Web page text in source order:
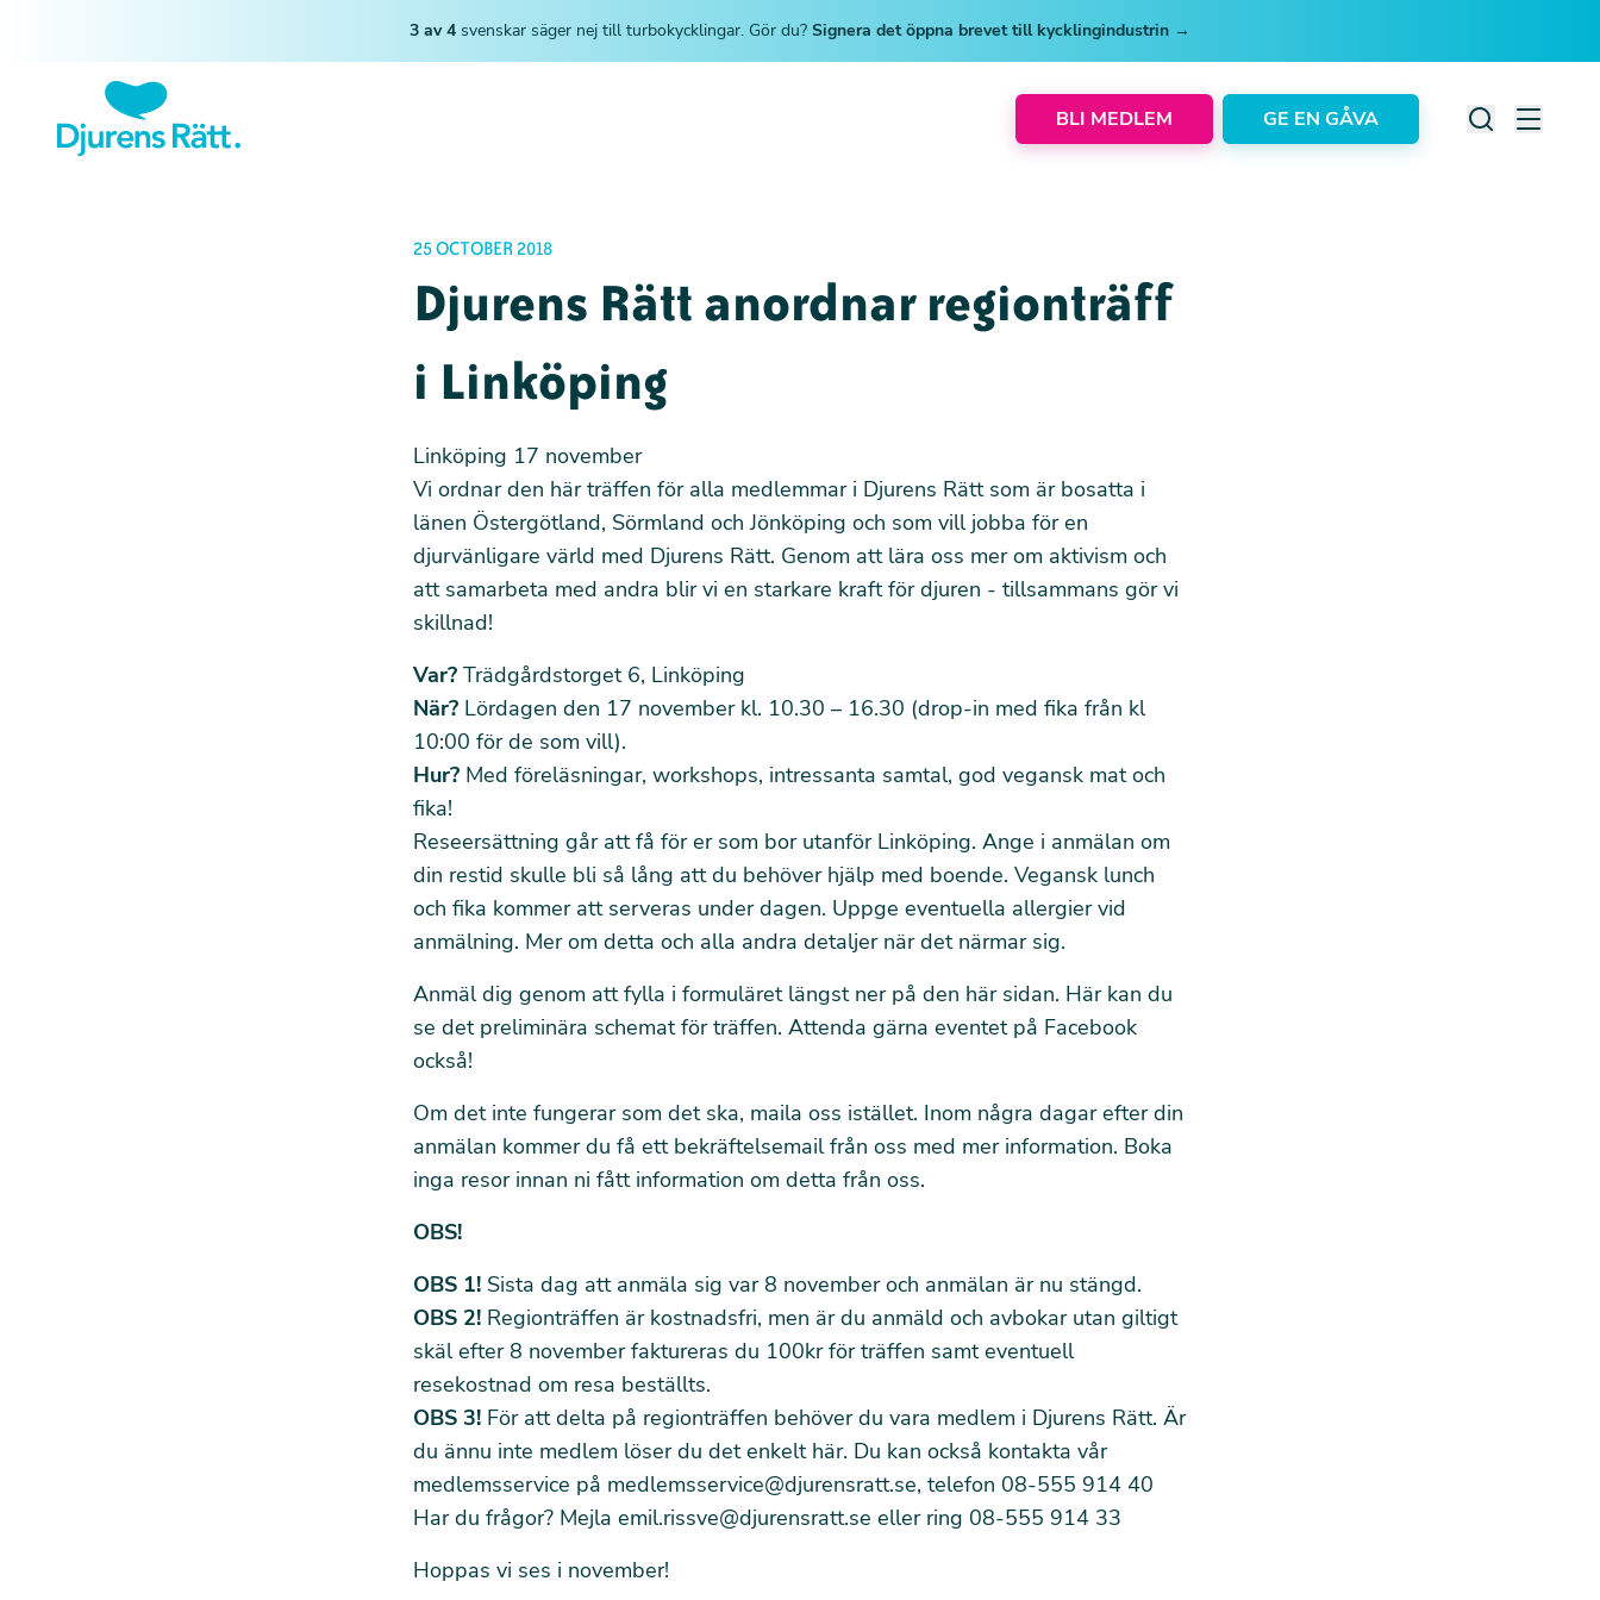
3 av 4 svenskar säger nej till turbokycklingar. Gör du? Signera det öppna brevet till kycklingindustrin →
BLI MEDLEM GE EN GÅVA
25 OCTOBER 2018
Djurens Rätt anordnar regionträff
i Linköping
Linköping 17 november
Vi ordnar den här träffen för alla medlemmar i Djurens Rätt som är bosatta i
länen Östergötland, Sörmland och Jönköping och som vill jobba för en
djurvänligare värld med Djurens Rätt. Genom att lära oss mer om aktivism och
att samarbeta med andra blir vi en starkare kraft för djuren - tillsammans gör vi
skillnad!
Var? Trädgårdstorget 6, Linköping
När? Lördagen den 17 november kl. 10.30 – 16.30 (drop-in med fika från kl
10:00 för de som vill).
Hur? Med föreläsningar, workshops, intressanta samtal, god vegansk mat och
fika!
Reseersättning går att få för er som bor utanför Linköping. Ange i anmälan om
din restid skulle bli så lång att du behöver hjälp med boende. Vegansk lunch
och fika kommer att serveras under dagen. Uppge eventuella allergier vid
anmälning. Mer om detta och alla andra detaljer när det närmar sig.
Anmäl dig genom att fylla i formuläret längst ner på den här sidan. Härkan du
se det preliminära schemat för träffen. Attenda gärna eventetpå Facebook
också!
Om det inte fungerar som det ska, maila oss istället. Inom några dagar efter din
anmälan kommer du få ett bekräftelsemail från oss med mer information. Boka
inga resor innan ni fått information om detta från oss.
OBS!
OBS 1! Sista dag att anmäla sig var 8 november och anmälan är nu stängd.
OBS 2! Regionträffen är kostnadsfri, men är du anmäld och avbokar utan giltigt
skäl efter 8 november faktureras du 100kr för träffen samt eventuell
resekostnad om resa beställts.
OBS 3! För att delta på regionträffen behöver du vara medlem i Djurens Rätt. Är
du ännu inte medlem löser du det enkelt här. Du kan också kontakta vår
medlemsservice på medlemsservice@djurensratt.se, telefon 08-555 914 40
Har du frågor? Mejla emil.rissve@djurensratt.se eller ring 08-555 914 33
Hoppas vi ses i november!